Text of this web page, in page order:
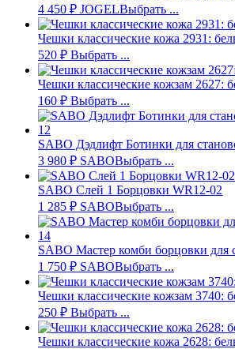
4 450 ₽ JOGELВыбрать ...
Чешки классические кожа 2931:
520 ₽ Выбрать ...
Чешки классические кожзам 2627:
160 ₽ Выбрать ...
SABO Дэдлифт Ботинки для
3 980 ₽ SABOВыбрать ...
SABO Слей 1 Борцовки WR12-02
1 285 ₽ SABOВыбрать ...
SABO Мастер комби борцовки для
1 750 ₽ SABOВыбрать ...
Чешки классические кожзам 3740:
250 ₽ Выбрать ...
Чешки классические кожа 2628: